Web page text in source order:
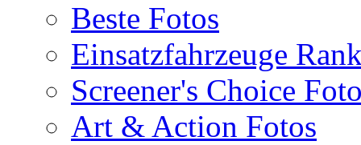
Beste Fotos
Einsatzfahrzeuge
Screener's Choice
Art & Action Fotos